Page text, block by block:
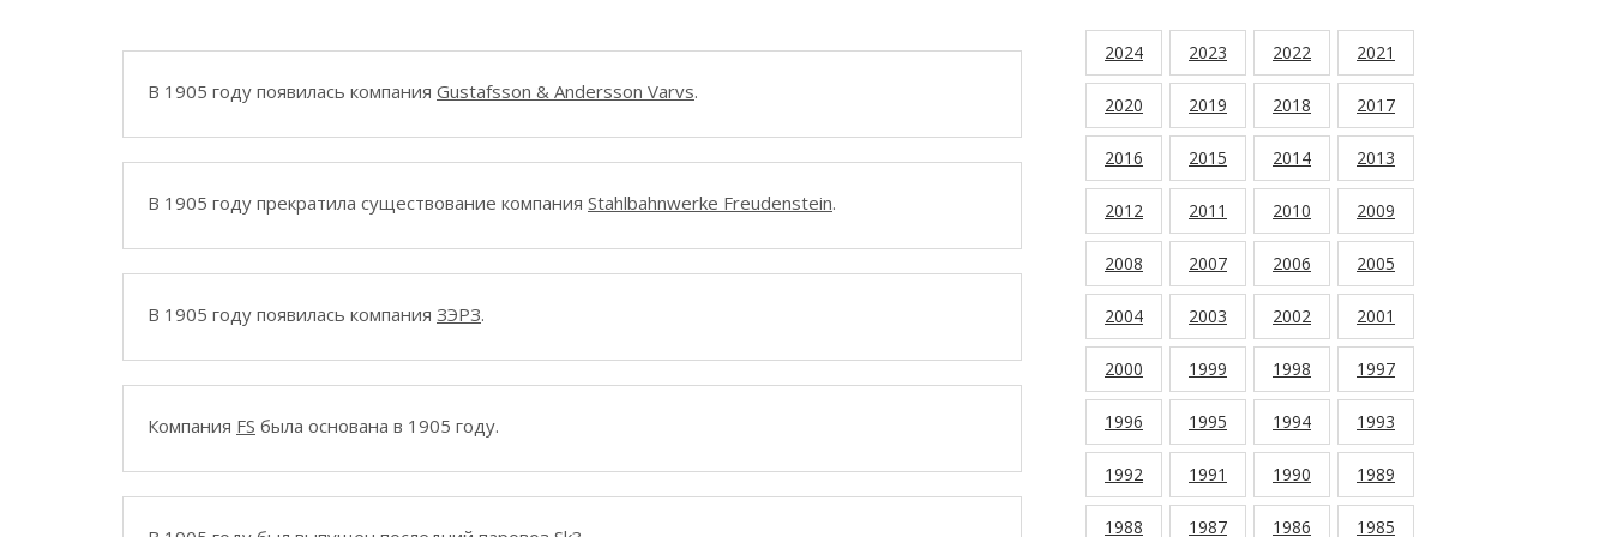
В 1905 году появилась компания Gustafsson & Andersson Varvs.
В 1905 году прекратила существование компания Stahlbahnwerke Freudenstein.
В 1905 году появилась компания ЗЭРЗ.
Компания FS была основана в 1905 году.
2024 2023 2022 2021
2020 2019 2018 2017
2016 2015 2014 2013
2012 2011 2010 2009
2008 2007 2006 2005
2004 2003 2002 2001
2000 1999 1998 1997
1996 1995 1994 1993
1992 1991 1990 1989
1988 1987 1986 1985